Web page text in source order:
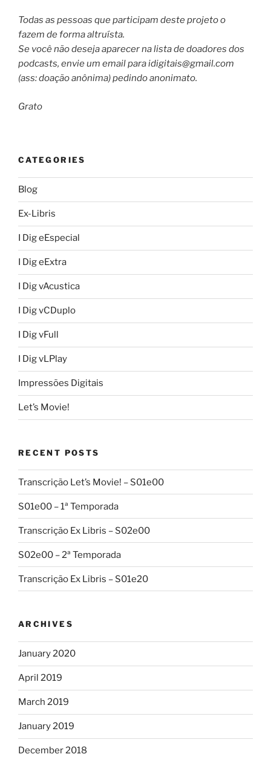
Todas as pessoas que participam deste projeto o
fazem de forma altruísta.
Se você não deseja aparecer na lista de doadores dos
podcasts, envie um email paraidigitais@gmail.com
(ass: doação anônima) pedindo anonimato.
Grato
CATEGORIES
Blog
Ex-Libris
I Dig eEspecial
I Dig eExtra
I Dig vAcustica
I Dig vCDuplo
I Dig vFull
I Dig vLPlay
Impressões Digitais
Let’s Movie!
RECENT POSTS
Transcrição Let’s Movie! – S01e00
S01e00 – 1ª Temporada
Transcrição Ex Libris – S02e00
S02e00 – 2ª Temporada
Transcrição Ex Libris – S01e20
ARCHIVES
January 2020
April 2019
March 2019
January 2019
December 2018